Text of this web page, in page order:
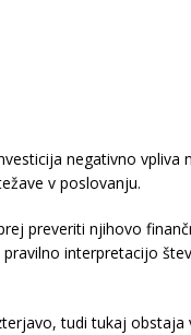
negativno vpliva
v poslovanju.
preveriti njihovo
interpretacijo
tudi tukaj obstaja